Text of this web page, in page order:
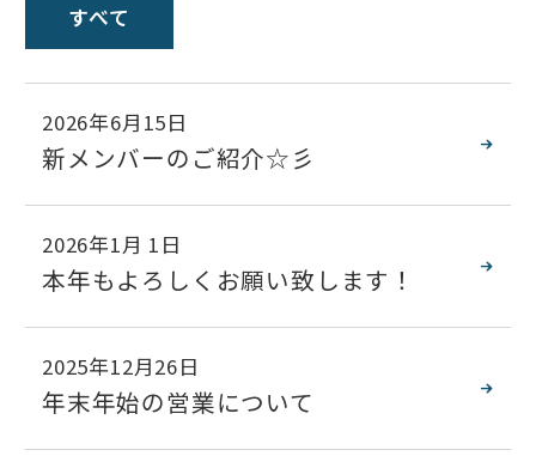
すべて
2026年6月15日
新メンバーのご紹介☆彡
2026年1月 1日
本年もよろしくお願い致します！
2025年12月26日
年末年始の営業について